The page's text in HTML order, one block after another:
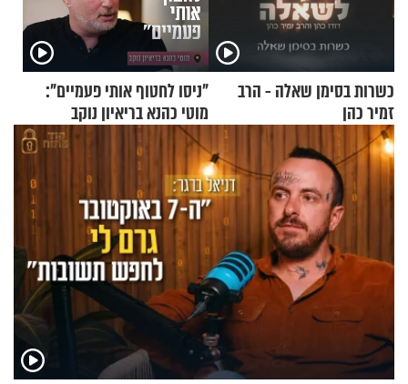
כשרות בסימן שאלה - הרב
זמיר כהן
"ניסו לחטוף אותי פעמיים":
מוטי כהנא בריאיון נוקב